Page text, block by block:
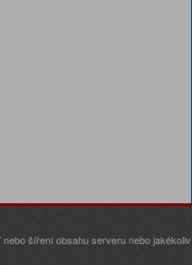
šíření obsahu serveru nebo jakékoliv